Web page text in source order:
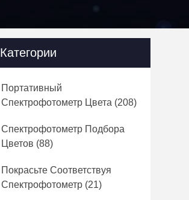
Категории
Портативный
Спектрофотометр Цвета (208)
Спектрофотометр Подбора
Цветов (88)
Покрасьте Соответствуя
Спектрофотометр (21)